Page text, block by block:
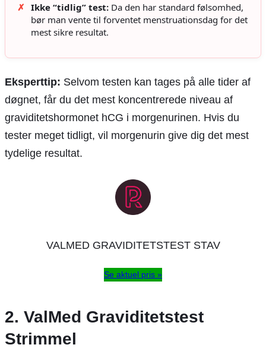
✗ Ikke “tidlig” test: Da den har standard følsomhed,
bør man vente til forventet menstruationsdag for det
mest sikre resultat.
Eksperttip: Selvom testen kan tages på alle tider af
døgnet, får du det mest koncentrerede niveau af
graviditetshormonet hCG i morgenurinen. Hvis du
tester meget tidligt, vil morgenurin give dig det mest
tydelige resultat.
VALMED GRAVIDITETSTEST STAV
Se aktuel pris »
2. ValMed Graviditetstest
Strimmel